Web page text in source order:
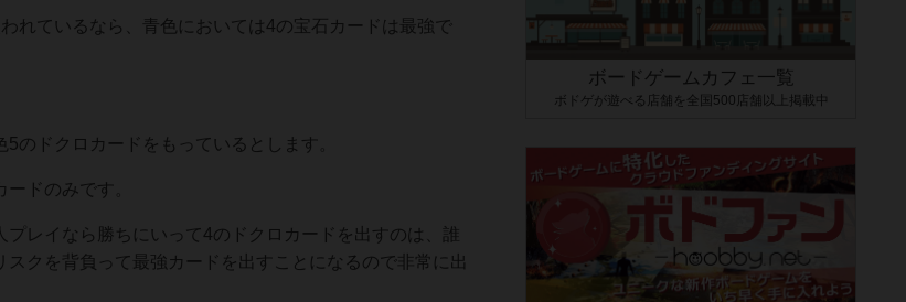
れているなら、青色においては4の宝石カードは最強で
のドクロカードをもっているとします。
ドのみです。
レイなら勝ちにいって4のドクロカードを出すのは、誰
クを背負って最強カードを出すことになるので非常に出
ボードゲームカフェ一覧
ボドゲが遊べる店舗を全国500店舗以上掲載中